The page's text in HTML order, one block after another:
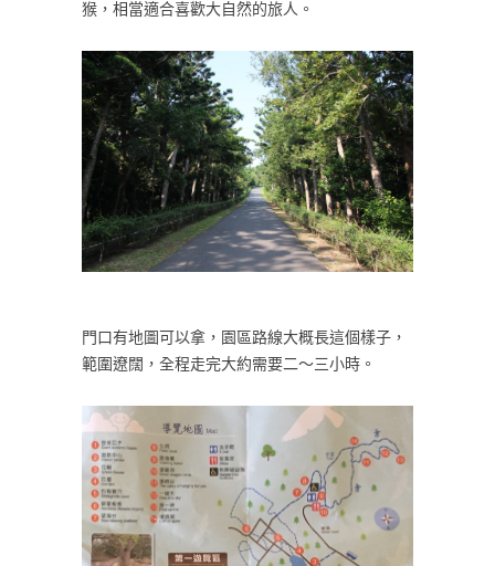
猴，相當適合喜歡大自然的旅人。
門口有地圖可以拿，園區路線大概長這個樣子，
範圍遼闊，全程走完大約需要二～三小時。